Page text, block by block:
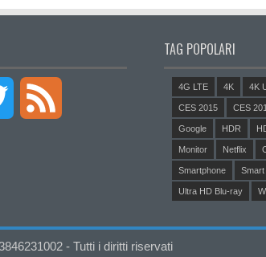
Twitter
TAG POPOLARI
4G LTE 4K 4K
CES 2015 CES
Google HDR
Monitor Netflix
Smartphone
Ultra HD Blu-ray
- Tutti i diritti riservati